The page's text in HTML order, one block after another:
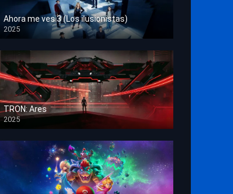
Ahora me ves 3 (Los ilusionistas)
2025
HD 1080p
TRON: Ares
2025
HD 1080p